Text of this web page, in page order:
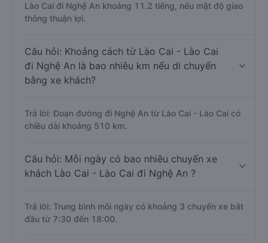
Lào Cai đi Nghệ An khoảng 11.2 tiếng, nếu mật độ giao
thông thuận lợi.
Câu hỏi: Khoảng cách từ Lào Cai - Lào Cai
đi Nghệ An là bao nhiêu km nếu di chuyển
bằng xe khách?
Trả lời: Đoạn đường đi Nghệ An từ Lào Cai - Lào Cai có
chiều dài khoảng 510 km.
Câu hỏi: Mỗi ngày có bao nhiêu chuyến xe
khách Lào Cai - Lào Cai đi Nghệ An ?
Trả lời: Trung bình mỗi ngày có khoảng 3 chuyến xe bắt
đầu từ 7:30 đến 18:00.